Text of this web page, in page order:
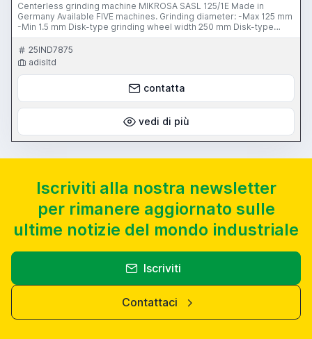
Centerless grinding machine MIKROSA SASL 125/1E Made in
Germany Available FIVE machines. Grinding diameter: -Max 125 mm
-Min 1.5 mm Disk-type grinding wheel width 250 mm Disk-type
grinding diameter 630 mm Grinding length 245 mm Speed 45
m/sec Disk-type grinding wheel diameter 315 mm Number of
grinding wheel turns 11-140 U/min Voltage 380 V Spindle power:
22/30 kW Total power 34 kW Dimensions 3180x1620x2300 mm
Machine weight 5 ton
25IND7875
adisltd
contatta
vedi di più
Iscriviti alla nostra newsletter
per rimanere aggiornato sulle
ultime notizie del mondo industriale
Iscriviti
Contattaci